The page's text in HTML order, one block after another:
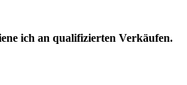
ich an qualifizierten Verkäufen.